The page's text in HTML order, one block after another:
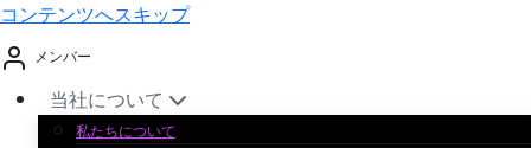
コンテンツへスキップ
メンバー
当社について
私たちについて